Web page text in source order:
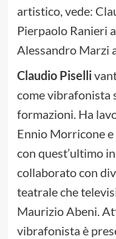
artistico, vede:
Pierpaolo Ranieri
Alessandro Marzi
Claudio Piselli
come vibrafonista
formazioni. Ha
Ennio Morricone
con quest’ultimo
collaborato con
teatrale che
Maurizio Abeni.
vibrafonista è